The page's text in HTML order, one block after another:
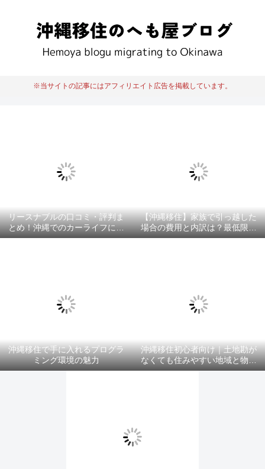
※当サイトの記事にはアフィリエイト広告を掲載しています。
リースナブルの口コミ・評判ま
とめ！沖縄でのカーライフにお
すすめ？
【沖縄移住】家族で引っ越した
場合の費用と内訳は？最低限必
要な項目を徹底解説！！
沖縄移住で手に入れるプログラ
ミング環境の魅力
沖縄移住初心者向け｜土地勘が
なくても住みやすい地域と物件
選びのコツ